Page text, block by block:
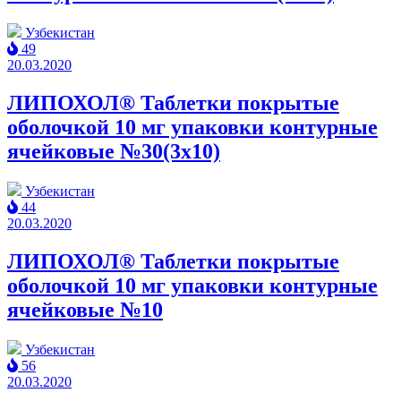
Узбекистан
49
20.03.2020
ЛИПОХОЛ® Таблетки покрытые
оболочкой 10 мг упаковки контурные
ячейковые №30(3x10)
Узбекистан
44
20.03.2020
ЛИПОХОЛ® Таблетки покрытые
оболочкой 10 мг упаковки контурные
ячейковые №10
Узбекистан
56
20.03.2020